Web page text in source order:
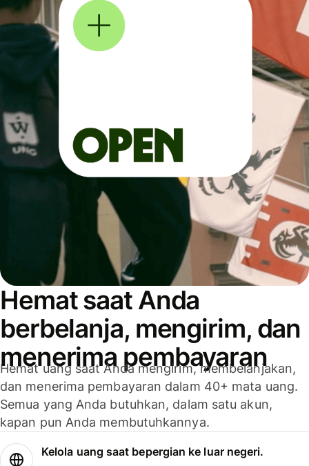
Hemat saat Anda
berbelanja, mengirim, dan
menerima pembayaran
Hemat uang saat Anda mengirim, membelanjakan,
dan menerima pembayaran dalam 40+ mata uang.
Semua yang Anda butuhkan, dalam satu akun,
kapan pun Anda membutuhkannya.
Kelola uang saat bepergian ke luar negeri.